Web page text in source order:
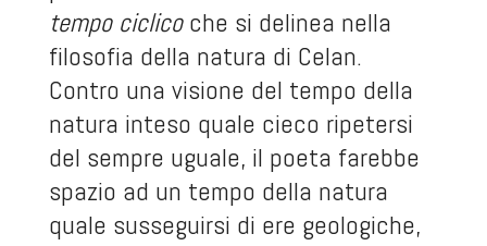
tempo ciclicoche si delinea nella
filosofia della natura di Celan.
Contro una visione del tempo della
natura inteso quale cieco ripetersi
del sempre uguale, il poeta farebbe
spazio ad un tempo della natura
quale susseguirsi di ere geologiche,